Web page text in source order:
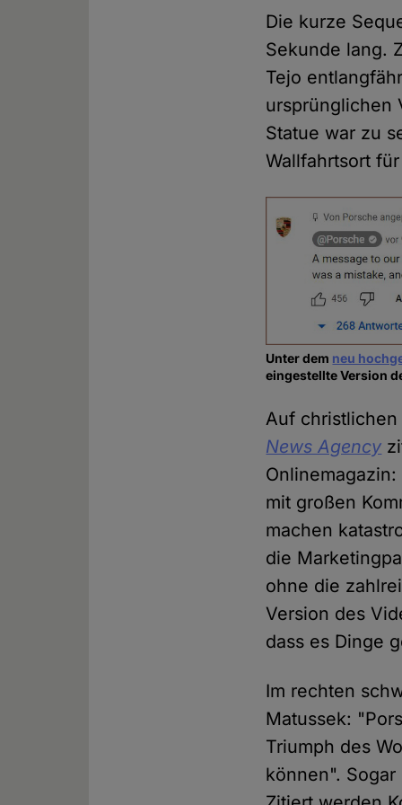
Die kurze
Sekunde lang.
Tejo
ursprünglichen
Statue war zu
Wallfahrtsort
Unter dem neu
eingestellte Version
Auf
News Agency
mit großen
machen
die
ohne die
Version des
dass es Dinge
Im rechten
Matussek:
Triumph des
können".